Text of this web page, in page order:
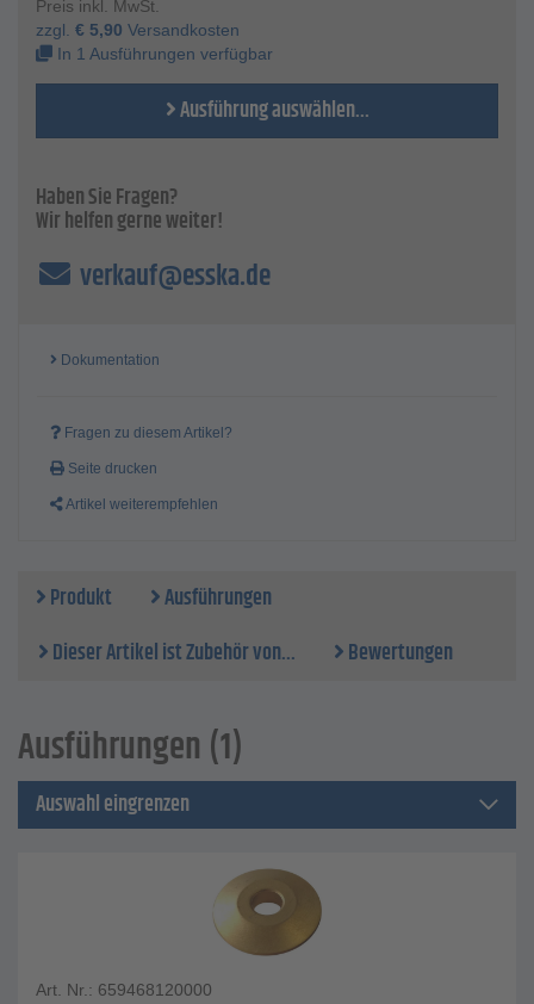
Preis inkl. MwSt.
zzgl. € 5,90 Versandkosten
In 1 Ausführungen verfügbar
Ausführung auswählen...
Haben Sie Fragen?
Wir helfen gerne weiter!
verkauf@esska.de
Dokumentation
Fragen zu diesem Artikel?
Seite drucken
Artikel weiterempfehlen
Produkt
Ausführungen
Dieser Artikel ist Zubehör von...
Bewertungen
Ausführungen (1)
Auswahl eingrenzen
Art. Nr.: 659468120000